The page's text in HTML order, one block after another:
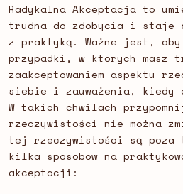
Radykalna Akceptacja to
trudna do zdobycia i staje
z praktyką. Ważne jest, aby
przypadki, w których masz
zaakceptowaniem aspektu
siebie i zauważenia, kiedy
W takich chwilach
rzeczywistości nie można
tej rzeczywistości są poza
kilka sposobów na
akceptacji: